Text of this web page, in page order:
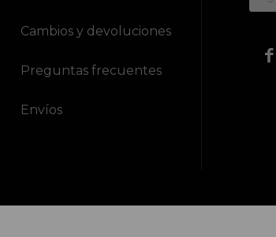
Cambios y devoluciones
Preguntas frecuentes
Envíos
